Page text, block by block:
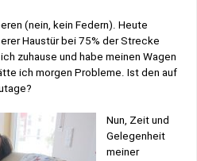
(nein, kein Federn). Heute
Haustür bei 75% der Strecke
zuhause und habe meinen Wagen
ich morgen Probleme. Ist den auf
Nun, Zeit und
Gelegenheit
meiner